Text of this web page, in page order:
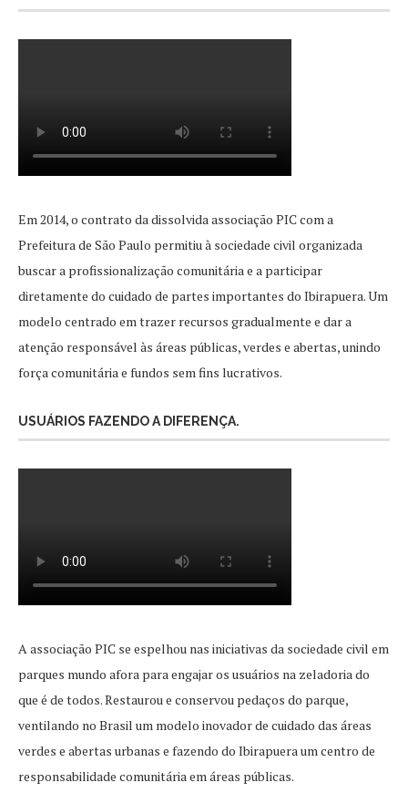
Em 2014, o contrato da dissolvida associação PIC com a
Prefeitura de São Paulo permitiu à sociedade civil organizada
buscar a profissionalização comunitária e a participar
diretamente do cuidado de partes importantes do Ibirapuera. Um
modelo centrado em trazer recursos gradualmente e dar a
atenção responsável às áreas públicas, verdes e abertas, unindo
força comunitária e fundos sem fins lucrativos.
USUÁRIOS FAZENDO A DIFERENÇA.
A associação PIC se espelhou nas iniciativas da sociedade civil em
parques mundo afora para engajar os usuários na zeladoria do
que é de todos. Restaurou e conservou pedaços do parque,
ventilando no Brasil um modelo inovador de cuidado das áreas
verdes e abertas urbanas e fazendo do Ibirapuera um centro de
responsabilidade comunitária em áreas públicas.